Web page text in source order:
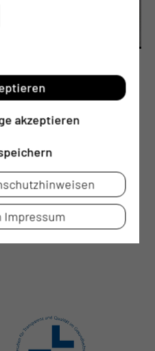
Schädelbasis
akzeptieren
Impressum